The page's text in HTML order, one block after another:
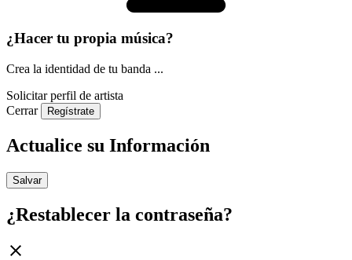
¿Hacer tu propia música?
Crea la identidad de tu banda ...
Solicitar perfil de artista
Cerrar
Regístrate
Actualice su Información
Salvar
¿Restablecer la contraseña?